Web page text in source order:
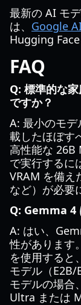
最新の AI モ
は、 Google
Hugging Face
FAQ
Q: 標準的な
ですか？
A: 最小のモデ
載したほぼす
高性能な 26B
で実行するに
VRAM を備え
など）が必要
Q: Gemma 4
A: はい、
性があります
を使用する
モデル（
モデルの場合
Ultra または